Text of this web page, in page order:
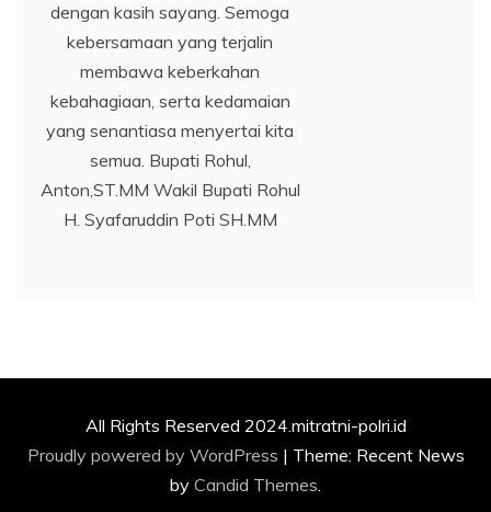
dengan kasih sayang. Semoga
kebersamaan yang terjalin
membawa keberkahan
kebahagiaan, serta kedamaian
yang senantiasa menyertai kita
semua. Bupati Rohul,
Anton,ST.MM Wakil Bupati Rohul
H. Syafaruddin Poti SH.MM
All Rights Reserved 2024.mitratni-polri.id
Proudly powered by WordPress | Theme: Recent News
by Candid Themes.